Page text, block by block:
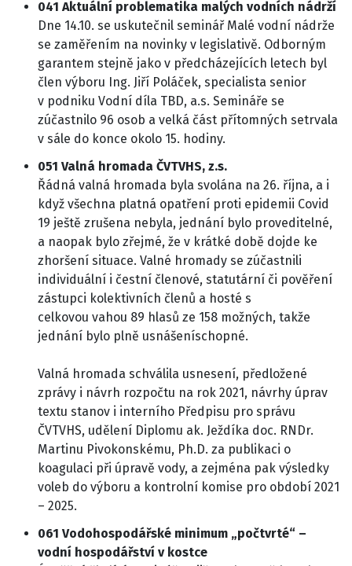
041 Aktuální problematika malých vodních nádrží
Dne 14.10. se uskutečnil seminář Malé vodní nádrže
se zaměřením na novinky v legislativě. Odborným
garantem stejně jako v předcházejících letech byl
člen výboru Ing. Jiří Poláček, specialista senior
v podniku Vodní díla TBD, a.s. Semináře se
zúčastnilo 96 osob a velká část přítomných setrvala
v sále do konce okolo 15. hodiny.
051 Valná hromada ČVTVHS, z.s.
Řádná valná hromada byla svolána na 26. října, a i
když všechna platná opatření proti epidemii Covid
19 ještě zrušena nebyla, jednání bylo proveditelné,
a naopak bylo zřejmé, že v krátké době dojde ke
zhoršení situace. Valné hromady se zúčastnili
individuální i čestní členové, statutární či pověření
zástupci kolektivních členů a hosté s
celkovou vahou 89 hlasů ze 158 možných, takže
jednání bylo plně usnášeníschopné.
Valná hromada schválila usnesení, předložené
zprávy i návrh rozpočtu na rok 2021, návrhy úprav
textu stanov i interního Předpisu pro správu
ČVTVHS, udělení Diplomu ak. Ježdíka doc. RNDr.
Martinu Pivokonskému, Ph.D. za publikaci o
koagulaci při úpravě vody, a zejména pak výsledky
voleb do výboru a kontrolní komise pro období 2021
– 2025.
061 Vodohospodářské minimum „počtvrté“ –
vodní hospodářství v kostce